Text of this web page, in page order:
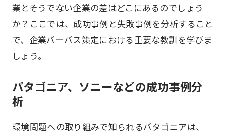
業とそうでない企業の差はどこにあるのでしょう
か？ここでは、成功事例と失敗事例を分析すること
で、企業パーパス策定における重要な教訓を学びま
しょう。
パタゴニア、ソニーなどの成功事例分
析
環境問題への取り組みで知られるパタゴニアは、